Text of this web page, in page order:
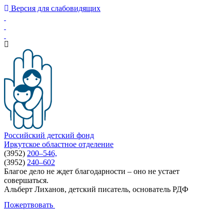
Версия для слабовидящих
Российский детский фонд
Иркутское областное отделение
(3952) 200–546,
(3952) 240–602
Благое дело не ждет благодарности – оно не устает
совершаться.
Альберт Лиханов, детский писатель, основатель РДФ
Пожертвовать